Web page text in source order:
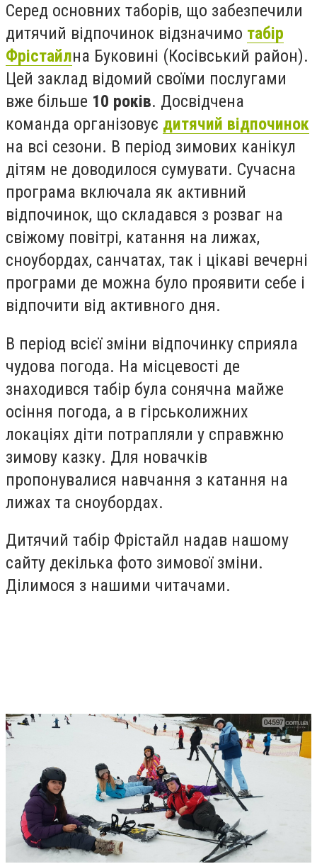
Серед основних таборів, що забезпечили
дитячий відпочинок відзначимо табір
Фрістайлна Буковині (Косівський район).
Цей заклад відомий своїми послугами
вже більше 10 років. Досвідчена
команда організовує дитячий відпочинок
на всі сезони. В період зимових канікул
дітям не доводилося сумувати. Сучасна
програма включала як активний
відпочинок, що складався з розваг на
свіжому повітрі, катання на лижах,
сноубордах, санчатах, так і цікаві вечерні
програми де можна було проявити себе і
відпочити від активного дня.
В період всієї зміни відпочинку сприяла
чудова погода. На місцевості де
знаходився табір була сонячна майже
осіння погода, а в гірськолижних
локаціях діти потрапляли у справжню
зимову казку. Для новачків
пропонувалися навчання з катання на
лижах та сноубордах.
Дитячий табір Фрістайл надав нашому
сайту декілька фото зимової зміни.
Ділимося з нашими читачами.